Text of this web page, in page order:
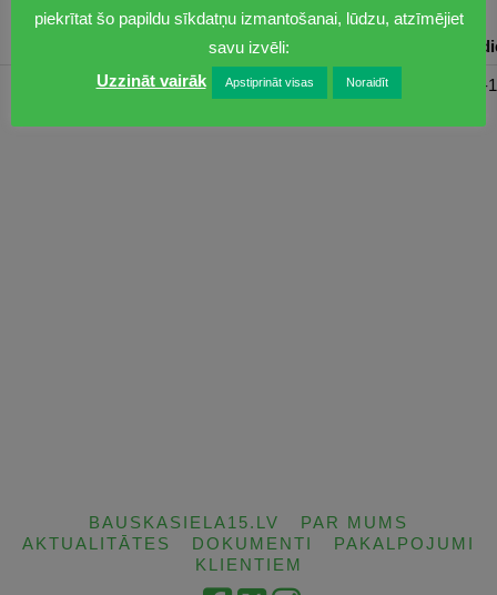
Trešdiena
08:30-17:00 08:00-17:00 08:00-17:00 08:00-17:00 08:00-
BAUSKASIELA15.LV
PAR MUMS
AKTUALITĀTES
DOKUMENTI
PAKALPOJUMI
KLIENTIEM
piekrītat šo papildu sīkdatņu izmantošanai, lūdzu, atzīmējiet
savu izvēli:
Uzzināt vairāk
Apstiprināt visas Noraidīt